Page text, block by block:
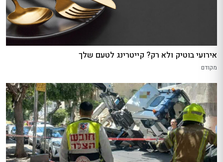
אירועי בוטיק ולא רק? קייטרינג לטעם שלך
מקודם